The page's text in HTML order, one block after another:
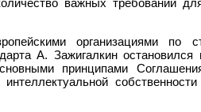
организациями по
А. Зажигалкин остановился
принципами